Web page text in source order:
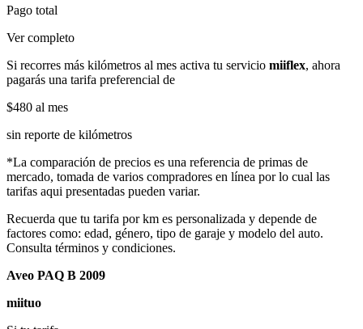
Pago total
Ver completo
Si recorres más kilómetros al mes activa tu servicio miiflex, ahora
pagarás una tarifa preferencial de
$480 al mes
sin reporte de kilómetros
*La comparación de precios es una referencia de primas de
mercado, tomada de varios compradores en línea por lo cual las
tarifas aqui presentadas pueden variar.
Recuerda que tu tarifa por km es personalizada y depende de
factores como: edad, género, tipo de garaje y modelo del auto.
Consulta términos y condiciones.
Aveo PAQ B 2009
miituo